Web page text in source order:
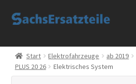
Zur
Zum
Start
AGB
Start Elektrofahrzeuge ab 2019
PLUS 20 26
Elektrisches System